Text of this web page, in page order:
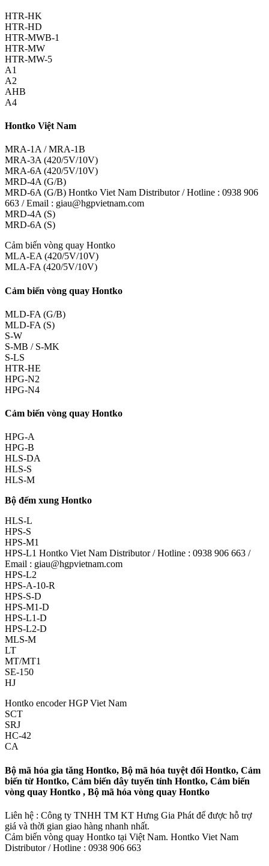
HTR-HK
HTR-HD
HTR-MWB-1
HTR-MW
HTR-MW-5
A1
A2
AHB
A4
Hontko Việt Nam
MRA-1A / MRA-1B
MRA-3A (420/5V/10V)
MRA-6A (420/5V/10V)
MRD-4A (G/B)
MRD-6A (G/B) Hontko Viet Nam Distributor / Hotline : 0938 906
663 / Email : giau@hgpvietnam.com
MRD-4A (S)
MRD-6A (S)
Cảm biến vòng quay Hontko
MLA-EA (420/5V/10V)
MLA-FA (420/5V/10V)
Cảm biến vòng quay Hontko
MLD-FA (G/B)
MLD-FA (S)
S-W
S-MB / S-MK
S-LS
HTR-HE
HPG-N2
HPG-N4
Cảm biến vòng quay Hontko
HPG-A
HPG-B
HLS-DA
HLS-S
HLS-M
Bộ đếm xung Hontko
HLS-L
HPS-S
HPS-M1
HPS-L1 Hontko Viet Nam Distributor / Hotline : 0938 906 663 /
Email : giau@hgpvietnam.com
HPS-L2
HPS-A-10-R
HPS-S-D
HPS-M1-D
HPS-L1-D
HPS-L2-D
MLS-M
LT
MT/MT1
SE-150
HJ
Hontko encoder HGP Viet Nam
SCT
SRJ
HC-42
CA
Bộ mã hóa gia tăng Hontko, Bộ mã hóa tuyệt đối Hontko, Cảm
biến từ Hontko, Cảm biến dây tuyến tính Hontko, Cảm biến
vòng quay Hontko , Bộ mã hóa vòng quay Hontko
Liên hệ : Công ty TNHH TM KT Hưng Gia Phát để được hỗ trợ
giá và thời gian giao hàng nhanh nhất.
Cảm biến vòng quay Hontko tại Việt Nam. Hontko Viet Nam
Distributor / Hotline : 0938 906 663